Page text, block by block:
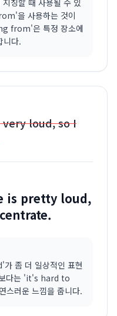
칭할 때 사용될 수 있
을 사용하는 것이
from'은 특정 장소에
니다.
loud, so I
is pretty loud,
좀 더 일상적인 표현
다는 'it's hard to
러운 느낌을 줍니다.